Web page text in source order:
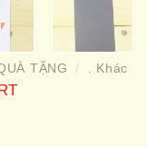
TẶNG / . Khác